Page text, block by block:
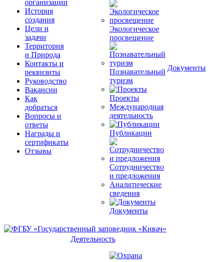
организации
История
создания
Цели и
задачи
Территория
и Природа
Контакты и
реквизиты
Руководство
Вакансии
Как
добраться
Вопросы и
ответы
Награды и
сертификаты
Отзывы
Экологическое
просвещение
Познавательный
туризм
Проекты
Международная
деятельность
Публикации
Сотрудничество
и предложения
Аналитические
сведения
Документы
Документы
Деятельность